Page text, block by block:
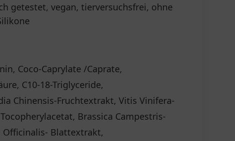
getestet, vegan, tierversuchsfrei, ohne
Coco-Caprylate /Caprate,
C10-18-Triglyceride,
Chinensis-Fruchtextrakt, Vitis Vinifera-
Brassica Campestris-
Officinalis- Blattextrakt,